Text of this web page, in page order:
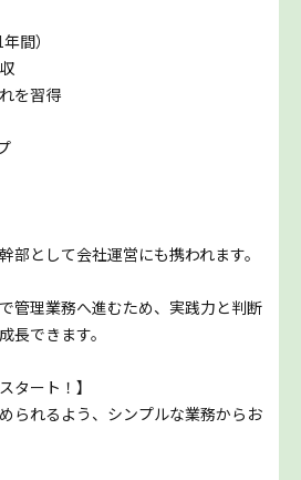
間）
を習得
部として会社運営にも携われます。
管理業務へ進むため、実践力と判断
長できます。
タート！】
られるよう、シンプルな業務からお